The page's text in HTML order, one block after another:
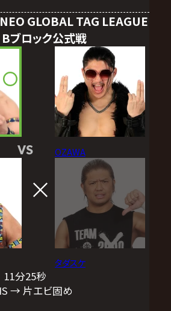
GLOBAL TAG LEAGUE
ロック公式戦
VS OZAWA
タダスケ
11分25秒
→ 片エビ固め